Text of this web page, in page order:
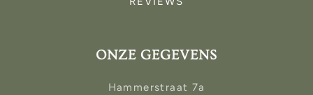
ONZE GEGEVENS
Hammerstraat 7a